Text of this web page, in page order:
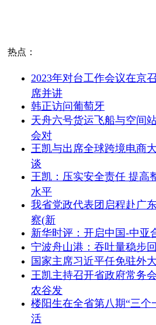
热点：
2023年对台工作会议在京
席并讲
韩正访问葡萄牙
天舟六号货运飞船与空间
会对
王凯与出席全球跨境电商
谈
王凯：压实安全责任 提高
水平
我省党政代表团启程赴广
察(新
新华时评：开启中国-中亚
宁波舟山港：吞吐量稳步
国家主席习近平任免驻外
王凯主持召开省政府常务
农谷发
楼阳生在全省第八期“三个
活